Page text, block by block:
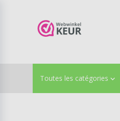
Toutes les catégories 